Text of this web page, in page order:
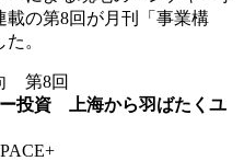
の第8回が月刊「事業構
。
第8回
投資 上海から羽ばたくユ